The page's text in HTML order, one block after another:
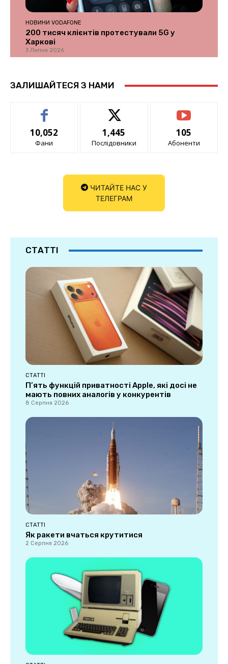
НОВИНИ VODAFONE
200 тисяч клієнтів протестували 5G у
Харкові
3 Липня 2026
ЗАЛИШАЙТЕСЯ З НАМИ
10,052
Фани
1,445
Послідовники
105
Абоненти
ЧИТАЙТЕ НАС У
ТЕЛЕГРАМ
СТАТТІ
СТАТТІ
П’ять функцій приватності Apple, які досі не
мають повних аналогів у конкурентів
8 Серпня 2026
СТАТТІ
Як ракети вчаться крутитися
2 Серпня 2026